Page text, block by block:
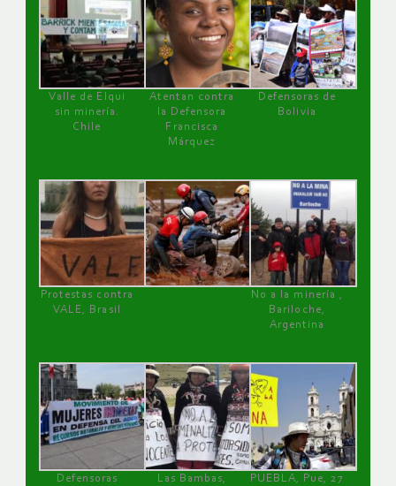
Valle de Elqui
sin minería.
Chile
Atentan contra
la Defensora
Francisca
Márquez
Defensoras de
Bolivia
Protestas contra
VALE, Brasil
No a la minería ,
Bariloche,
Argentina
Defensoras
Las Bambas,
PUEBLA, Pue, 27